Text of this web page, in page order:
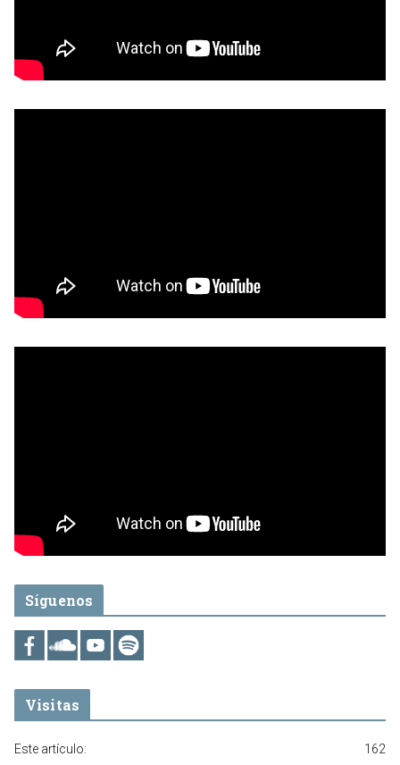
Síguenos
Visitas
162
Este artículo: